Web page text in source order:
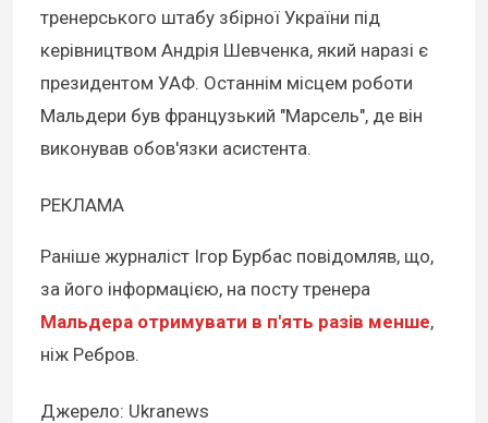
тренерського штабу збірної України під
керівництвом Андрія Шевченка, який наразі є
президентом УАФ. Останнім місцем роботи
Мальдери був французький "Марсель", де він
виконував обов'язки асистента.
РЕКЛАМА
Раніше журналіст Ігор Бурбас повідомляв, що,
за його інформацією, на посту тренера
Мальдера отримувати в п'ять разів менше,
ніж Ребров.
Джерело: Ukranews